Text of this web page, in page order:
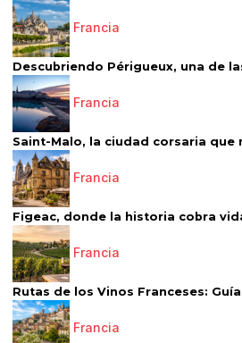
Francia
Descubriendo Périgueux, una de
Francia
Saint-Malo, la ciudad corsaria que
Francia
Figeac, donde la historia cobra
Francia
Rutas de los Vinos Franceses:
Francia